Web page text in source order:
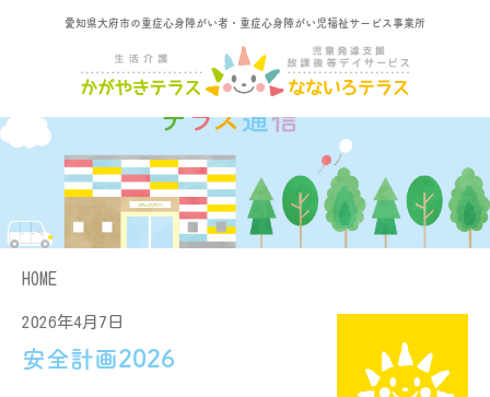
愛知県大府市の重症心身障がい者・重症心身障がい児福祉サービス事業所
HOME
2026年4月7日
安全計画2026